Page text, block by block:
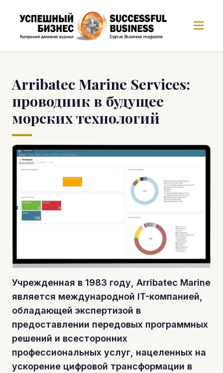
Arribatec Marine Services:
проводник в будущее
морских технологий
Учрежденная в 1983 году, Arribatec Marine
является международной IT-компанией,
обладающей экспертизой в
предоставлении передовых программных
решений и всесторонних
профессиональных услуг, нацеленных на
ускорение цифровой трансформации в